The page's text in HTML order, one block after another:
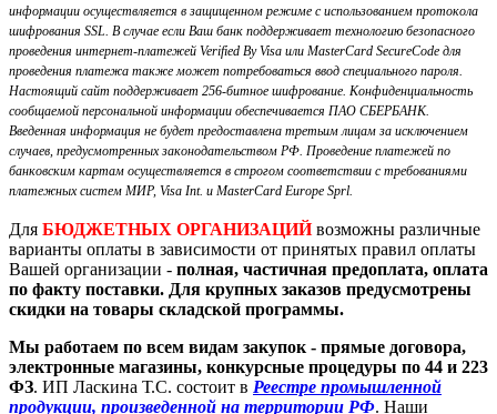
информации осуществляется в защищенном режиме с использованием протокола
шифрования SSL. В случае если Ваш банк поддерживает технологию безопасного
проведения интернет-платежей Verified By Visa или MasterCard SecureCode для
проведения платежа также может потребоваться ввод специального пароля.
Настоящий сайт поддерживает 256-битное шифрование. Конфиденциальность
сообщаемой персональной информации обеспечивается ПАО СБЕРБАНК.
Введенная информация не будет предоставлена третьим лицам за исключением
случаев, предусмотренных законодательством РФ. Проведение платежей по
банковским картам осуществляется в строгом соответствии с требованиями
платежных систем МИР, Visa Int. и MasterCard Europe Sprl.
Для БЮДЖЕТНЫХ ОРГАНИЗАЦИЙ возможны различные
варианты оплаты в зависимости от принятых правил оплаты
Вашей организации - полная, частичная предоплата, оплата
по факту поставки. Для крупных заказов предусмотрены
скидки на товары складской программы.
Мы работаем по всем видам закупок - прямые договора,
электронные магазины, конкурсные процедуры по 44 и 223
ФЗ. ИП Ласкина Т.С. состоит в Реестре промышленной
продукции, произведенной на территории РФ. Наши